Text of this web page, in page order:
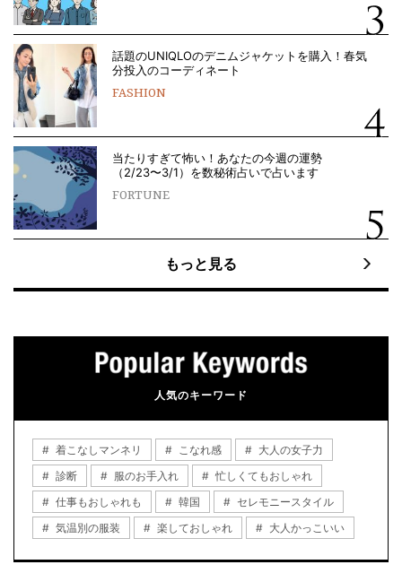
話題のUNIQLOのデニムジャケットを購入！春気
分投入のコーディネート
FASHION
当たりすぎて怖い！あなたの今週の運勢
（2/23〜3/1）を数秘術占いで占います
FORTUNE
もっと見る
人気のキーワード
着こなしマンネリ こなれ感
大人の女子力
診断
服のお手入れ
忙しくてもおしゃれ
仕事もおしゃれも
韓国
セレモニースタイル
気温別の服装
楽しておしゃれ 大人かっこいい